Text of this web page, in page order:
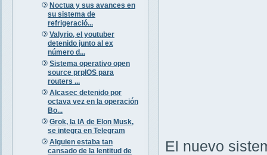
Noctua y sus avances en
su sistema de
refrigeració...
Valyrio, el youtuber
detenido junto al ex
número d...
Sistema operativo open
source prplOS para
routers ...
Alcasec detenido por
octava vez en la operación
Bo...
Grok, la IA de Elon Musk,
se integra en Telegram
Alguien estaba tan
cansado de la lentitud de
El nuevo